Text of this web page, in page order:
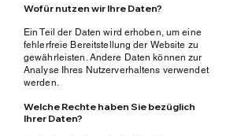
Wofür nutzen wir Ihre Daten?
Ein Teil der Daten wird erhoben, um eine
fehlerfreie Bereitstellung der Website zu
gewährleisten. Andere Daten können zur
Analyse Ihres Nutzerverhaltens verwendet
werden.
Welche Rechte haben Sie bezüglich
Ihrer Daten?